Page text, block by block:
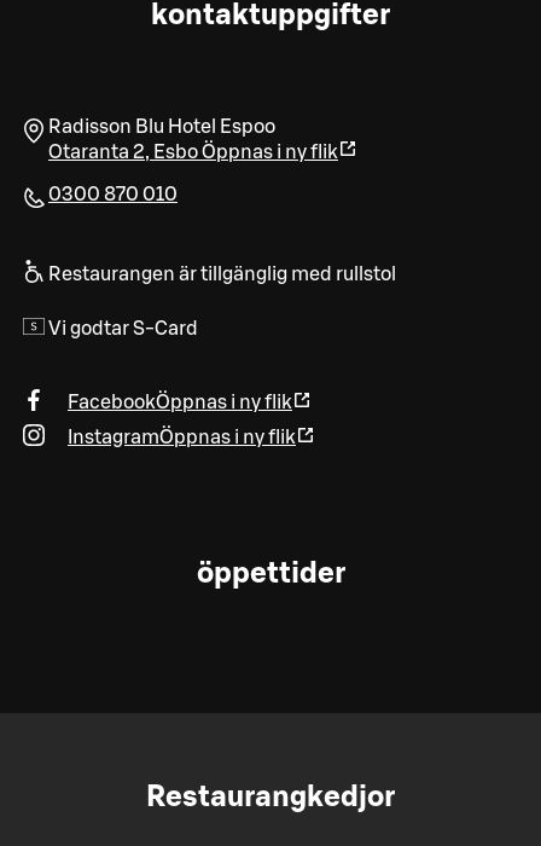
kontaktuppgifter
Radisson Blu Hotel Espoo
Otaranta 2, EsboÖppnas i ny flik
0300 870 010
Restaurangen är tillgänglig med rullstol
Vi godtar S-Card
FacebookÖppnas i ny flik
InstagramÖppnas i ny flik
öppettider
Restaurangkedjor